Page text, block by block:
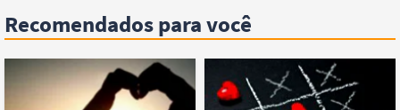
Recomendados para você